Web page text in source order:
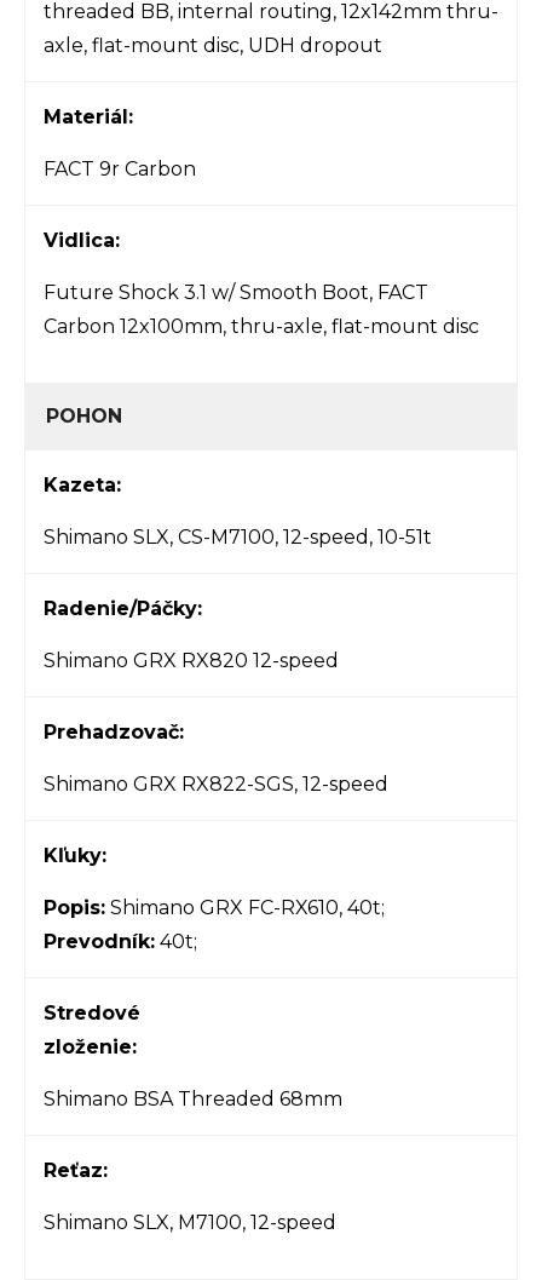
threaded BB, internal routing, 12x142mm thru-
axle, flat-mount disc, UDH dropout
Materiál:
FACT 9r Carbon
Vidlica:
Future Shock 3.1 w/ Smooth Boot, FACT
Carbon 12x100mm, thru-axle, flat-mount disc
POHON
Kazeta:
Shimano SLX, CS-M7100, 12-speed, 10-51t
Radenie/Páčky:
Shimano GRX RX820 12-speed
Prehadzovač:
Shimano GRX RX822-SGS, 12-speed
Kľuky:
Popis: Shimano GRX FC-RX610, 40t;
Prevodník: 40t;
Stredové
zloženie:
Shimano BSA Threaded 68mm
Reťaz:
Shimano SLX, M7100, 12-speed